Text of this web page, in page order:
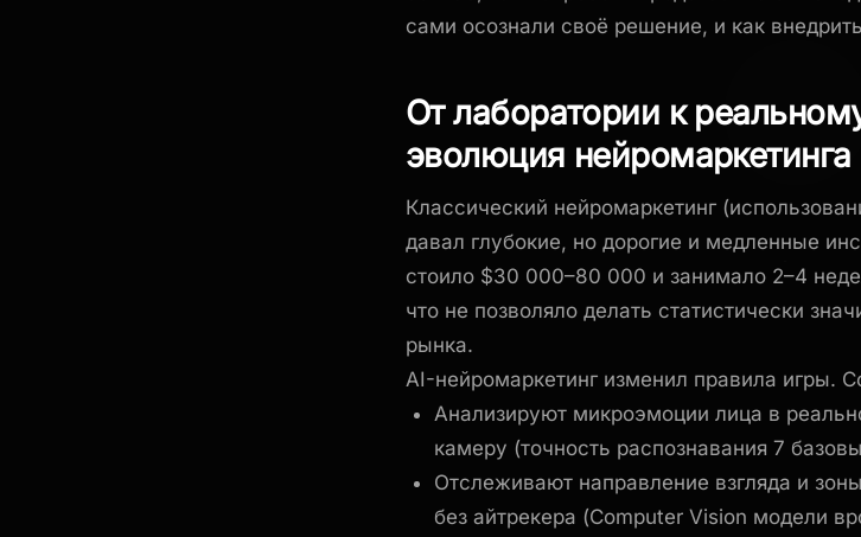
сами осознали своё решение, и как
От лаборатории к
эволюция нейромаркетинга
Классический нейромаркетинг
давал глубокие, но дорогие и медленные
стоило $30 000–80 000 и занимало 2–4
что не позволяло делать статистически
рынка.
AI-нейромаркетинг изменил правила игры.
Анализируют микроэмоции лица в
камеру (точность распознавания 7
Отслеживают направление взгляда и
без айтрекера (Computer Vision модели